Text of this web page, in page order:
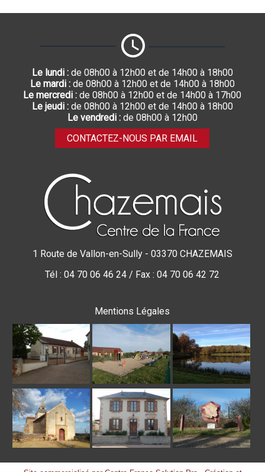
Le lundi :de 08h00 à 12h00 et de 14h00 à 18h00
Le mardi :de 08h00 à 12h00 et de 14h00 à 18h00
Le mercredi : de 08h00 à 12h00 et de 14h00 à 17h00
Le jeudi :de 08h00 à 12h00 et de 14h00 à 18h00
Le vendredi :de 08h00 à 12h00
CONTACTEZ-NOUS PAR EMAIL
1 Route de Vallon-en-Sully - 03370 CHAZEMAIS
Tél : 04 70 06 46 24 / Fax : 04 70 06 42 72
Mentions Légales